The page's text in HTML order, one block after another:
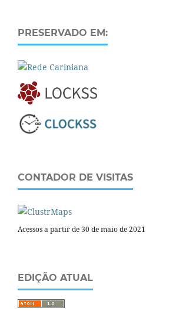
PRESERVADO EM:
CONTADOR DE VISITAS
Acessos a partir de 30 de maio de 2021
EDIÇÃO ATUAL